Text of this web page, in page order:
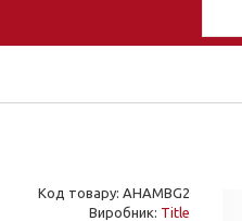
Код товару: AHAMBG2
Виробник: Title